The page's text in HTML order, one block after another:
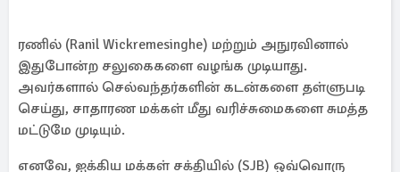
ரணில் (Ranil Wickremesinghe) மற்றும் அநுரவினால்
இதுபோன்ற சலுகைகளை வழங்க முடியாது.
அவர்களால் செல்வந்தர்களின் கடன்களை தள்ளுபடி
செய்து, சாதாரண மக்கள் மீது வரிச்சுமைகளை சுமத்த
மட்டுமே முடியும்.
எனவே, ஐக்கிய மக்கள் சக்தியில் (SJB) ஒவ்வொரு